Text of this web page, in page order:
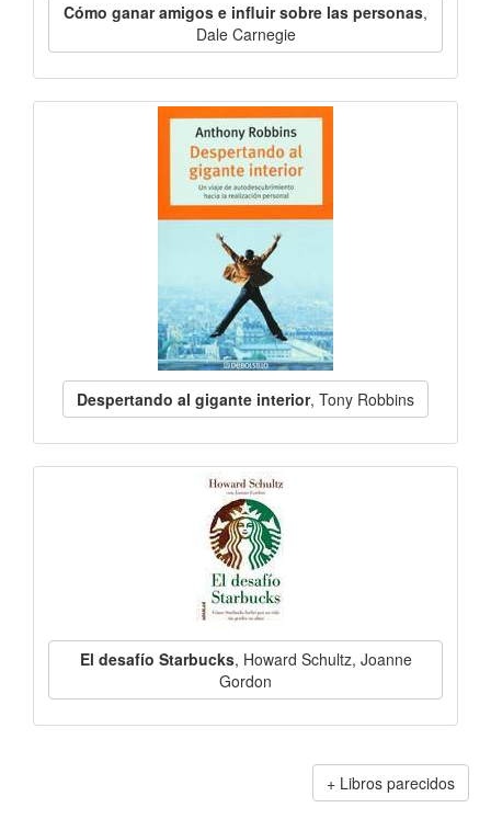
Cómo ganar amigos e influir sobre las personas,
Dale Carnegie
Despertando al gigante interior, Tony Robbins
El desafío Starbucks, Howard Schultz, Joanne
Gordon
Libros parecidos